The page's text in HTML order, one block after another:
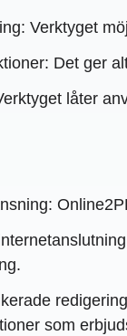
Verktyget
Det ger
låter
som